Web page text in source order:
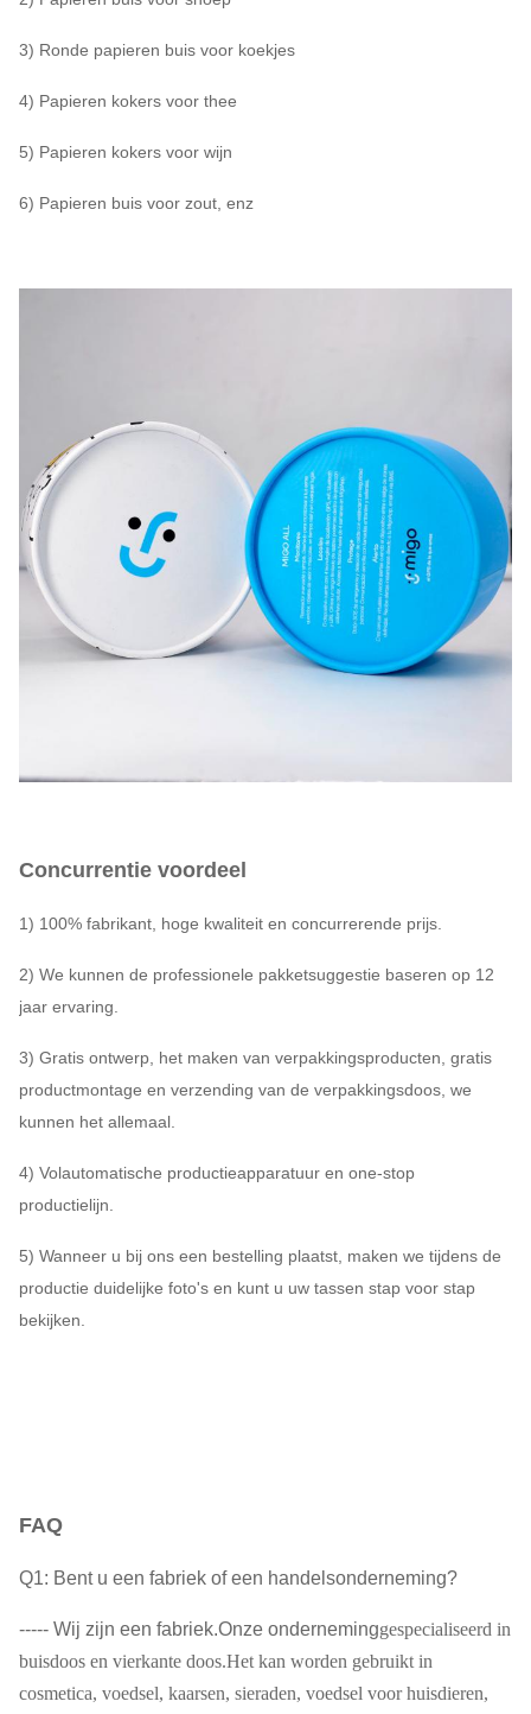
3) Ronde papieren buis voor koekjes
4) Papieren kokers voor thee
5) Papieren kokers voor wijn
6) Papieren buis voor zout, enz
Concurrentie voordeel
1) 100% fabrikant, hoge kwaliteit en concurrerende prijs.
2) We kunnen de professionele pakketsuggestie baseren op 12
jaar ervaring.
3) Gratis ontwerp, het maken van verpakkingsproducten, gratis
productmontage en verzending van de verpakkingsdoos, we
kunnen het allemaal.
4) Volautomatische productieapparatuur en one-stop
productielijn.
5) Wanneer u bij ons een bestelling plaatst, maken we tijdens de
productie duidelijke foto's en kunt u uw tassen stap voor stap
bekijken.
FAQ
Q1: Bent u een fabriek of een handelsonderneming?
----- Wij zijn een fabriek.Onze onderneminggespecialiseerd in
buisdoos en vierkante doos.Het kan worden gebruikt in
cosmetica, voedsel, kaarsen, sieraden, voedsel voor huisdieren,